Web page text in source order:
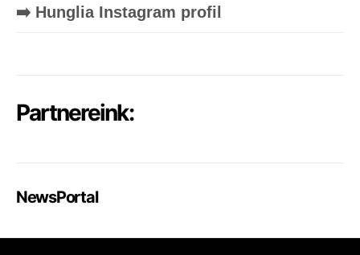
➡️ Hunglia Instagram profil
Partnereink:
NewsPortal